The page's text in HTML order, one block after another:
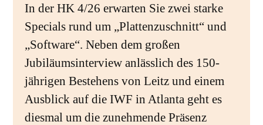
In der HK 4/26 erwarten Sie zwei starke
Specials rund um „Plattenzuschnitt“ und
„Software“. Neben dem großen
Jubiläumsinterview anlässlich des 150-
jährigen Bestehens von Leitz und einem
Ausblick auf die IWF in Atlanta geht es
diesmal um die zunehmende Präsenz